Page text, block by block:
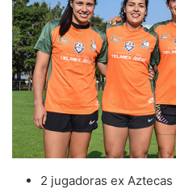
2 jugadoras ex